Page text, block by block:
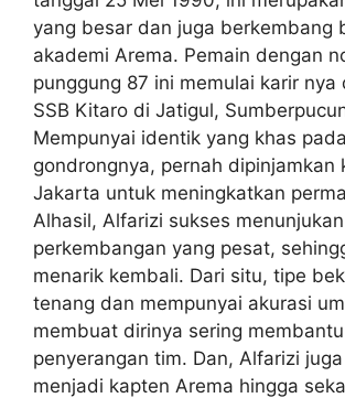
yang besar dan juga berkembang
akademi Arema. Pemain dengan
punggung 87 ini memulai karir nya
SSB Kitaro di Jatigul,
Mempunyai identik yang khas
gondrongnya, pernah dipinjamkan
Jakarta untuk meningkatkan
Alhasil, Alfarizi sukses menunjukan
perkembangan yang pesat,
menarik kembali. Dari situ, tipe
tenang dan mempunyai akurasi
membuat dirinya sering membantu
penyerangan tim. Dan, Alfarizi
menjadi kapten Arema hingga